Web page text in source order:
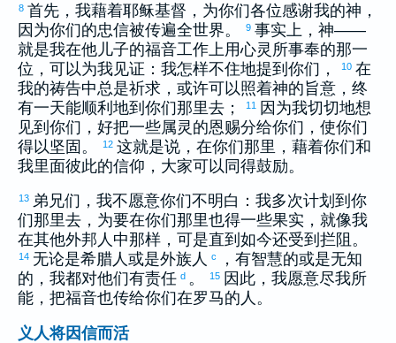
8 首先，我藉着耶稣基督，为你们各位感谢我的神，
因为你们的忠信被传遍全世界。
9 事实上，神——
就是我在他儿子的福音工作上用心灵所事奉的那一
位，可以为我见证：我怎样不住地提到你们，
10 在
我的祷告中总是祈求，或许可以照着神的旨意，终
有一天能顺利地到你们那里去；
11
因为我切切地想
见到你们，好把一些属灵的恩赐分给你们，使你们
得以坚固。
12 这就是说，在你们那里，藉着你们和
我里面彼此的信仰，大家可以同得鼓励。
13 弟兄们，我不愿意你们不明白：我多次计划到你
们那里去，为要在你们那里也得一些果实，就像我
在其他外邦人中那样，可是直到如今还受到拦阻。
14 无论是希腊人或是外族人 c
，有智慧的或是无知
的，我都对他们有责任 d 。 15 因此，我愿意尽我所
能，把福音也传给你们在罗马的人。
义人将因信而活